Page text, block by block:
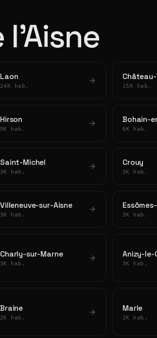
l'Aisne
Laon
24K hab. 15K hab.
Hirson
9K hab.
Bohain-
6K hab.
Saint-Michel
3K hab.
Crouy
3K hab.
Villeneuve-sur-Aisne
3K hab. 3K hab.
Charly-sur-Marne
3K hab.
Anizy-le-
3K hab.
Braine
2K hab.
Marle
2K hab.